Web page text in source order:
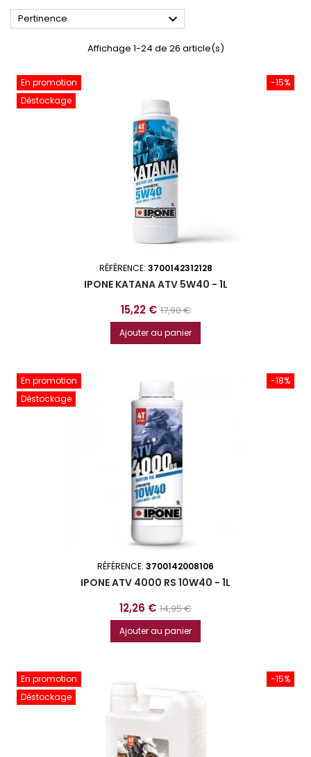
Pertinence 
Affichage 1-24 de 26 article(s)
-15%
En promotion
Déstockage
RÉFÉRENCE: 3700142312128
IPONE KATANA ATV 5W40 - 1L
Prix
15,22 € Prix
base
17,90 €
Ajouter au panier
-18%
En promotion
Déstockage
RÉFÉRENCE: 3700142008106
IPONE ATV 4000 RS 10W40 - 1L
Prix
12,26 € Prix
base
14,95 €
Ajouter au panier
-15%
En promotion
Déstockage